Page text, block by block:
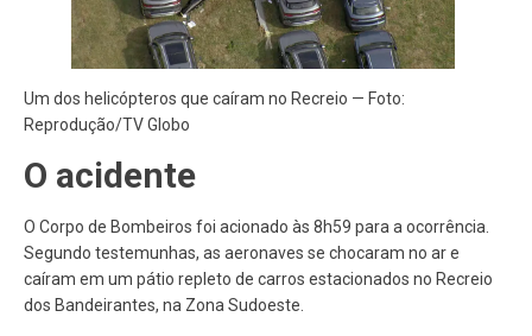
Um dos helicópteros que caíram no Recreio — Foto:
Reprodução/TV Globo
O acidente
O Corpo de Bombeiros foi acionado às 8h59 para a ocorrência.
Segundo testemunhas, as aeronaves se chocaram no are
caíram em um pátio repleto de carros estacionados no Recreio
dos Bandeirantes, na Zona Sudoeste.